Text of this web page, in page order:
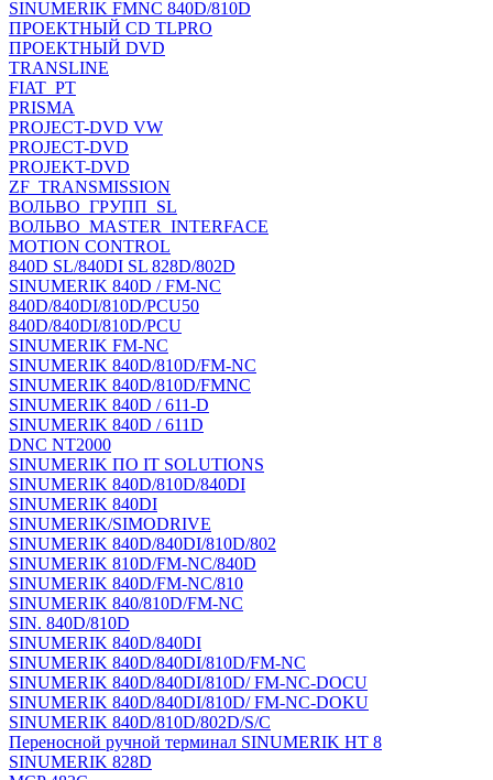
SINUMERIK FMNC 840D/810D
ПРОЕКТНЫЙ CD TLPRO
ПРОЕКТНЫЙ DVD
TRANSLINE
FIAT_PT
PRISMA
PROJECT-DVD VW
PROJECT-DVD
PROJEKT-DVD
ZF_TRANSMISSION
ВОЛЬВО_ГРУПП_SL
ВОЛЬВО_MASTER_INTERFACE
MOTION CONTROL
840D SL/840DI SL 828D/802D
SINUMERIK 840D / FM-NC
840D/840DI/810D/PCU50
840D/840DI/810D/PCU
SINUMERIK FM-NC
SINUMERIK 840D/810D/FM-NC
SINUMERIK 840D/810D/FMNC
SINUMERIK 840D / 611-D
SINUMERIK 840D / 611D
DNC NT2000
SINUMERIK ПО IT SOLUTIONS
SINUMERIK 840D/810D/840DI
SINUMERIK 840DI
SINUMERIK/SIMODRIVE
SINUMERIK 840D/840DI/810D/802
SINUMERIK 810D/FM-NC/840D
SINUMERIK 840D/FM-NC/810
SINUMERIK 840/810D/FM-NC
SIN. 840D/810D
SINUMERIK 840D/840DI
SINUMERIK 840D/840DI/810D/FM-NC
SINUMERIK 840D/840DI/810D/ FM-NC-DOCU
SINUMERIK 840D/840DI/810D/ FM-NC-DOKU
SINUMERIK 840D/810D/802D/S/C
Переносной ручной терминал SINUMERIK HT 8
SINUMERIK 828D